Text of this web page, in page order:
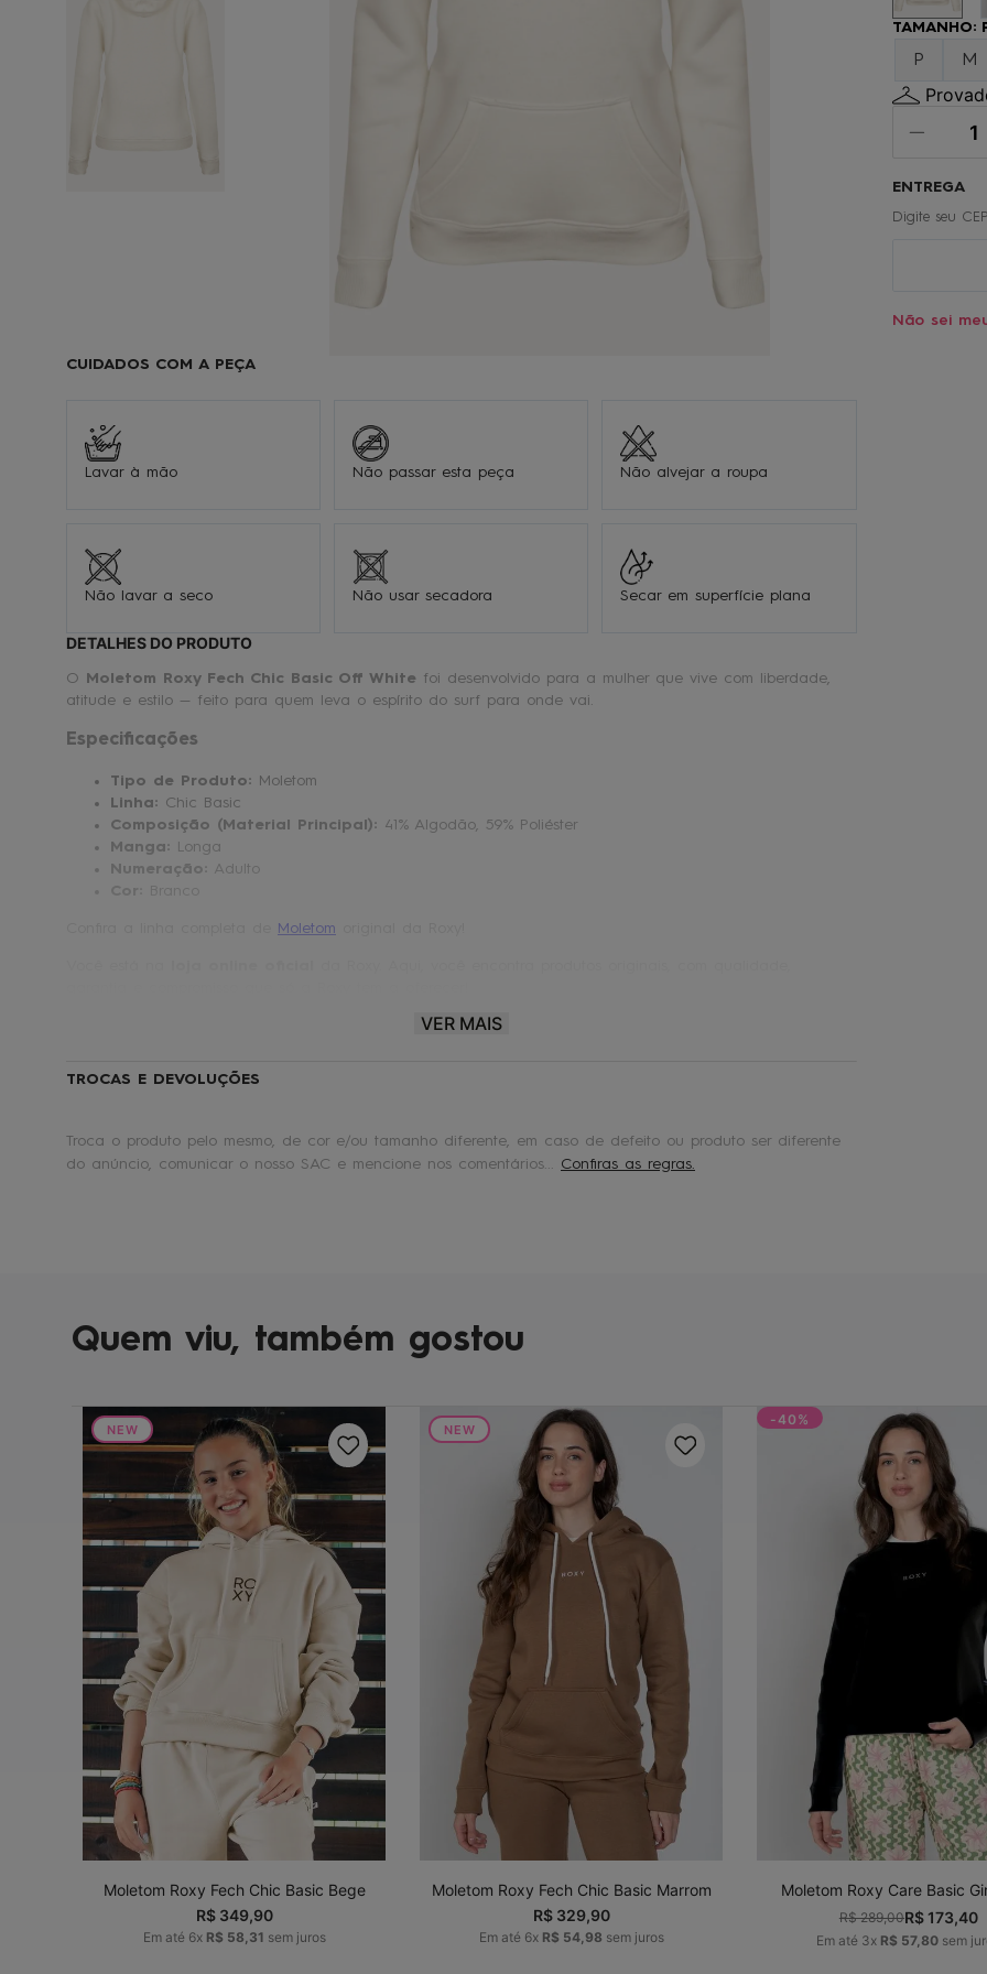
CUIDADOS COM A PEÇA
Lavar à mão Não passar esta peça Não alvejar a roupa
Não lavar a seco Não usar secadora Secar em superfície plana
DETALHES DO PRODUTO
O Moletom Roxy Fech Chic Basic Off White foi desenvolvido para a mulher que vive com liberdade,
atitude e estilo — feito para quem leva o espírito do surf para onde vai.
Especificações
Tipo de Produto: Moletom
Linha: Chic Basic
Composição (Material Principal): 41% Algodão, 59% Poliéster
Manga: Longa
Numeração:
Adulto
Branco
Moletom
VER MAIS
TROCAS E DEVOLUÇÕES
Troca o produto pelo mesmo, de cor e/ou tamanho diferente, em caso de defeito ou produto ser diferente
do anúncio, comunicar o nosso SAC e mencione nos comentários... Confiras as regras.
TAMANHO:
P M
Não sei
Quem viu, também gostou
NEW
GG
ADICIONAR AO
CARRINHO
Moletom Roxy Fech Chic Basic Bege
R$ 349,90
Em até 6x R$ 58,31 sem juros
NEW
P GG
ADICIONAR AO
CARRINHO
Moletom Roxy Fech Chic Basic Marrom
R$ 329,90
Em até 6x R$ 54, 98 sem juros
-40%
M G
ADICIONAR AO
CARRINHO
Moletom Roxy Care Basic
R$ 289,00R$173,40
Em até 3x R$ 57,80 sem